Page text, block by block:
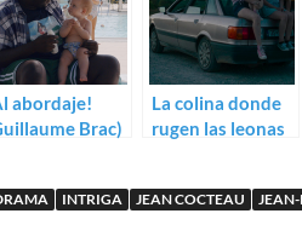
abordaje!
Brac)
La colina donde
rugen las leonas
INTRIGA JEAN COCTEAU
JEAN-